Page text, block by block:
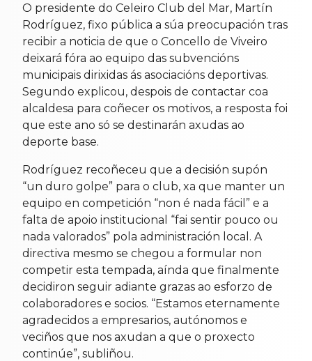
O presidente do Celeiro Club del Mar, Martín
Rodríguez, fixo pública a súa preocupación tras
recibir a noticia de que o Concello de Viveiro
deixará fóra ao equipo das subvencións
municipais dirixidas ás asociacións deportivas.
Segundo explicou, despois de contactar coa
alcaldesa para coñecer os motivos, a resposta foi
que este ano só se destinarán axudas ao
deporte base.
Rodríguez recoñeceu que a decisión supón
“un duro golpe” para o club, xa que manter un
equipo en competición “non é nada fácil” e a
falta de apoio institucional “fai sentir pouco ou
nada valorados” pola administración local. A
directiva mesmo se chegou a formular non
competir esta tempada, aínda que finalmente
decidiron seguir adiante grazas ao esforzo de
colaboradores e socios. “Estamos eternamente
agradecidos a empresarios, autónomos e
veciños que nos axudan a que o proxecto
continúe”, subliñou.